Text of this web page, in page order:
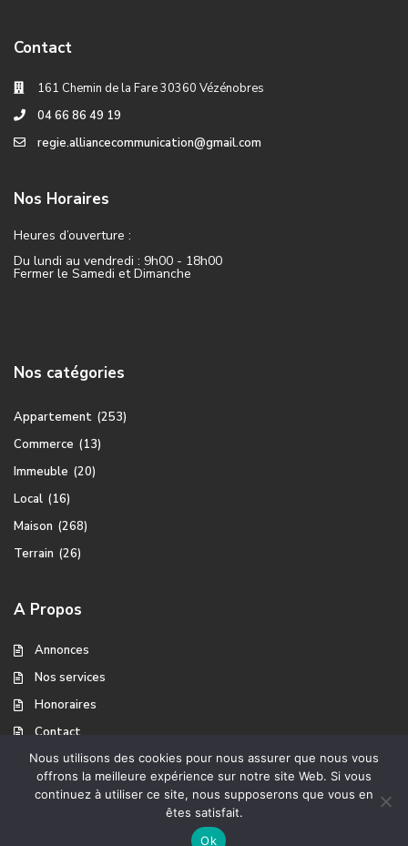
Contact
161 Chemin de la Fare 30360 Vézénobres
04 66 86 49 19
regie.alliancecommunication@gmail.com
Nos Horaires
Heures d’ouverture :
Du lundi au vendredi : 9h00 - 18h00
Fermer le Samedi et Dimanche
Nos catégories
Appartement (253)
Commerce (13)
Immeuble (20)
Local (16)
Maison (268)
Terrain (26)
A Propos
Annonces
Nos services
Honoraires
Contact
Copyright Ventes Immobilier
A propos Mentions légales
Nous utilisons des cookies pour nous assurer que nous vous
offrons la meilleure expérience sur notre site Web. Si vous
continuez à utiliser ce site, nous supposerons que vous en
êtes satisfait.
Ok